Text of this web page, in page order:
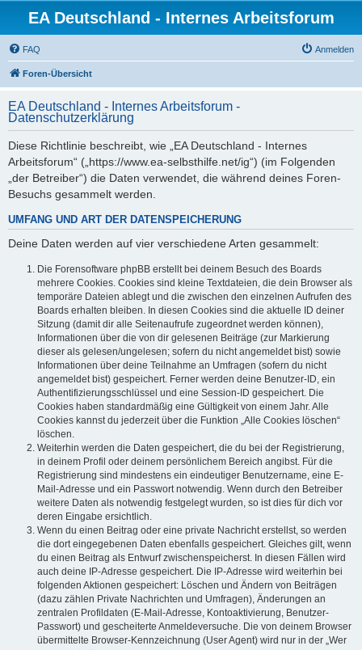
EA Deutschland - Internes Arbeitsforum
FAQ Anmelden
Foren-Übersicht
EA Deutschland - Internes Arbeitsforum -
Datenschutzerklärung
Diese Richtlinie beschreibt, wie „EA Deutschland - Internes
Arbeitsforum“ („https://www.ea-selbsthilfe.net/ig“) (im Folgenden
„der Betreiber“) die Daten verwendet, die während deines Foren-
Besuchs gesammelt werden.
UMFANG UND ART DER DATENSPEICHERUNG
Deine Daten werden auf vier verschiedene Arten gesammelt:
Die Forensoftware phpBB erstellt bei deinem Besuch des Boards
mehrere Cookies. Cookies sind kleine Textdateien, die dein Browser als
temporäre Dateien ablegt und die zwischen den einzelnen Aufrufen des
Boards erhalten bleiben. In diesen Cookies sind die aktuelle ID deiner
Sitzung (damit dir alle Seitenaufrufe zugeordnet werden können),
Informationen über die von dir gelesenen Beiträge (zur Markierung
dieser als gelesen/ungelesen; sofern du nicht angemeldet bist) sowie
Informationen über deine Teilnahme an Umfragen (sofern du nicht
angemeldet bist) gespeichert. Ferner werden deine Benutzer-ID, ein
Authentifizierungsschlüssel und eine Session-ID gespeichert. Die
Cookies haben standardmäßig eine Gültigkeit von einem Jahr. Alle
Cookies kannst du jederzeit über die Funktion „Alle Cookies löschen“
löschen.
Weiterhin werden die Daten gespeichert, die du bei der Registrierung,
in deinem Profil oder deinem persönlichem Bereich angibst. Für die
Registrierung sind mindestens ein eindeutiger Benutzername, eine E-
Mail-Adresse und ein Passwort notwendig. Wenn durch den Betreiber
weitere Daten als notwendig festgelegt wurden, so ist dies für dich vor
deren Eingabe ersichtlich.
Wenn du einen Beitrag oder eine private Nachricht erstellst, so werden
die dort eingegebenen Daten ebenfalls gespeichert. Gleiches gilt, wenn
du einen Beitrag als Entwurf zwischenspeicherst. In diesen Fällen wird
auch deine IP-Adresse gespeichert. Die IP-Adresse wird weiterhin bei
folgenden Aktionen gespeichert: Löschen und Ändern von Beiträgen
(dazu zählen Private Nachrichten und Umfragen), Änderungen an
zentralen Profildaten (E-Mail-Adresse, Kontoaktivierung, Benutzer-
Passwort) und gescheiterte Anmeldeversuche. Die von deinem Browser
übermittelte Browser-Kennzeichnung (User Agent) wird nur in der „Wer